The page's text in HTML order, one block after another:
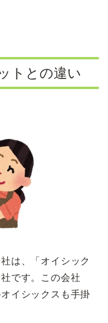
トとの違い
は、「オイシック
です。この会社
イシックスも手掛